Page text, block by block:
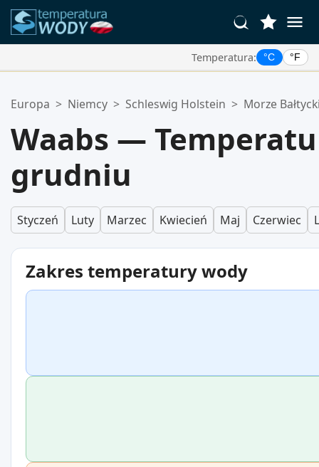
Temperatura: °C °F
Twoja lista ulubionych jest pusta.
Europa > Niemcy > Schleswig Holstein > Morze
Waabs —
grudniu
Styczeń Luty Marzec Kwiecień Maj Czerwiec
Zakres temperatury wody